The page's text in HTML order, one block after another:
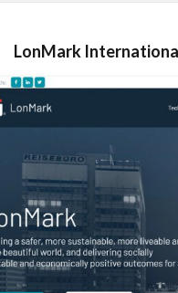
LonMark